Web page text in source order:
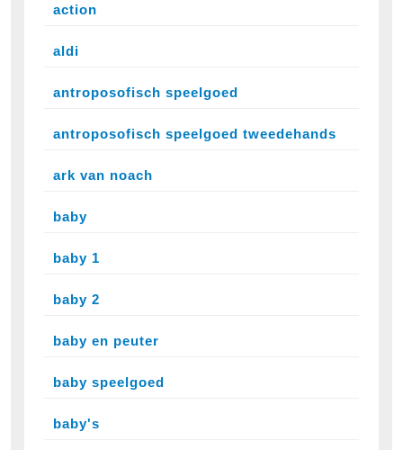
action
aldi
antroposofisch speelgoed
antroposofisch speelgoed tweedehands
ark van noach
baby
baby 1
baby 2
baby en peuter
baby speelgoed
baby's